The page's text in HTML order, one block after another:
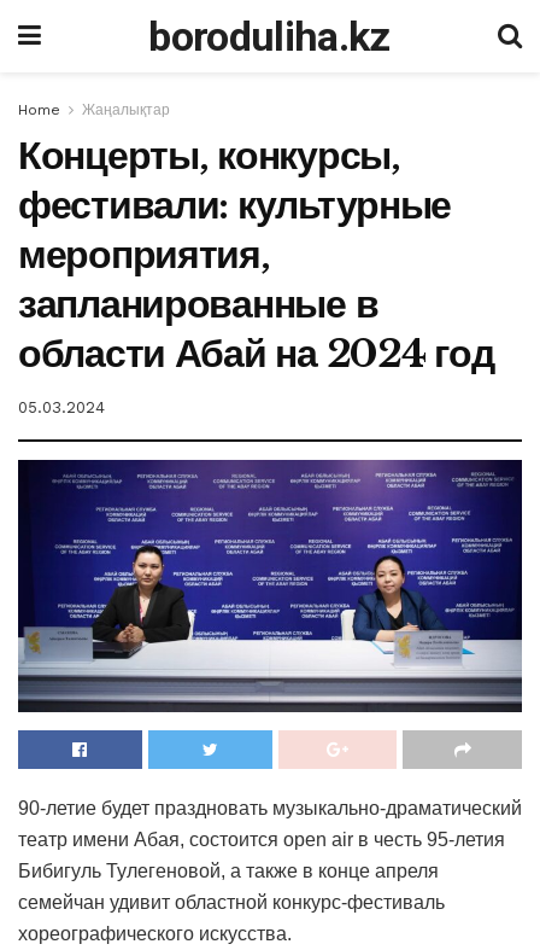
boroduliha.kz
Home Жаңалықтар
Концерты, конкурсы,
фестивали: культурные
мероприятия,
запланированные в
области Абай на 2024 год
05.03.2024
90-летие будет праздновать музыкально-драматический
театр имени Абая, состоится open air в честь 95-летия
Бибигуль Тулегеновой, а также в конце апреля
семейчан удивит областной конкурс-фестиваль
хореографического искусства.